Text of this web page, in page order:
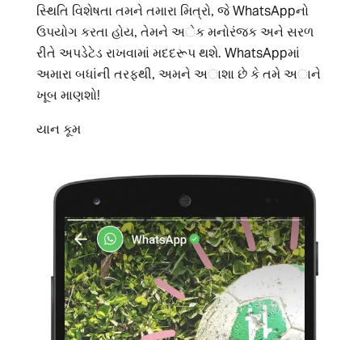
સ્થિતિ વિશેષતા તમને તમારા મિત્રો, જે WhatsAppનો
ઉપયોગ કરતા હોય, તેમને અેક મનોરંજક અને સરળ
રીતે અપડેટેડ રાખવામાં મદદરૂપ થશે. WhatsAppમાં
અમારા બધાંની તરફથી, અમને અાશા છે કે તમે અાને
ખૂબ માણશો!
યાન કૂમ